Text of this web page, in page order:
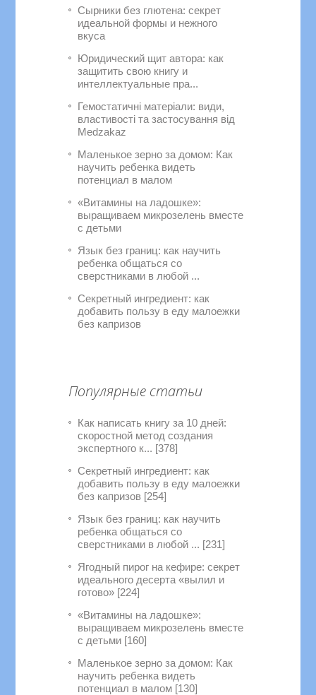
Сырники без глютена: секрет
идеальной формы и нежного
вкуса
Юридический щит автора: как
защитить свою книгу и
интеллектуальные пра...
Гемостатичні матеріали: види,
властивості та застосування від
Medzakaz
Маленькое зерно за домом: Как
научить ребенка видеть
потенциал в малом
«Витамины на ладошке»:
выращиваем микрозелень вместе
с детьми
Язык без границ: как научить
ребенка общаться со
сверстниками в любой ...
Секретный ингредиент: как
добавить пользу в еду малоежки
без капризов
Популярные статьи
Как написать книгу за 10 дней:
скоростной метод создания
экспертного к... [378]
Секретный ингредиент: как
добавить пользу в еду малоежки
без капризов [254]
Язык без границ: как научить
ребенка общаться со
сверстниками в любой ... [231]
Ягодный пирог на кефире: секрет
идеального десерта «вылил и
готово» [224]
«Витамины на ладошке»:
выращиваем микрозелень вместе
с детьми [160]
Маленькое зерно за домом: Как
научить ребенка видеть
потенциал в малом [130]